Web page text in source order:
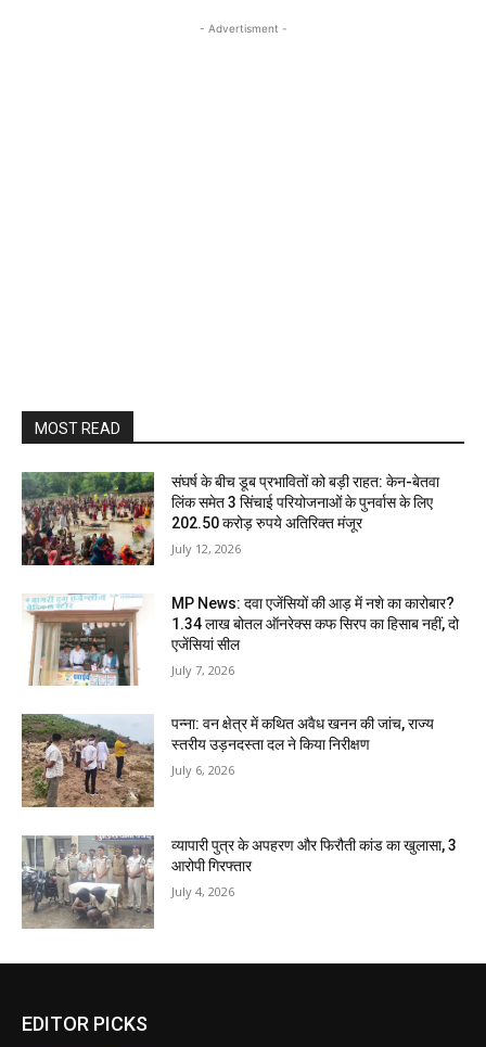
- Advertisment -
MOST READ
संघर्ष के बीच डूब प्रभावितों को बड़ी राहत: केन-बेतवा
लिंक समेत 3 सिंचाई परियोजनाओं के पुनर्वास के लिए
202.50 करोड़ रुपये अतिरिक्त मंजूर
July 12, 2026
MP News: दवा एजेंसियों की आड़ में नशे का कारोबार?
1.34 लाख बोतल ऑनरेक्स कफ सिरप का हिसाब नहीं, दो
एजेंसियां सील
July 7, 2026
पन्ना: वन क्षेत्र में कथित अवैध खनन की जांच, राज्य
स्तरीय उड़नदस्ता दल ने किया निरीक्षण
July 6, 2026
व्यापारी पुत्र के अपहरण और फिरौती कांड का खुलासा, 3
आरोपी गिरफ्तार
July 4, 2026
EDITOR PICKS